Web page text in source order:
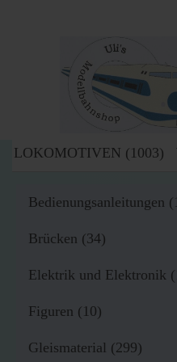
LOKOMOTIVEN (1003)
Bedienungsanleitungen
Brücken (34)
Elektrik und Elektronik
Figuren (10)
Gleismaterial (299)